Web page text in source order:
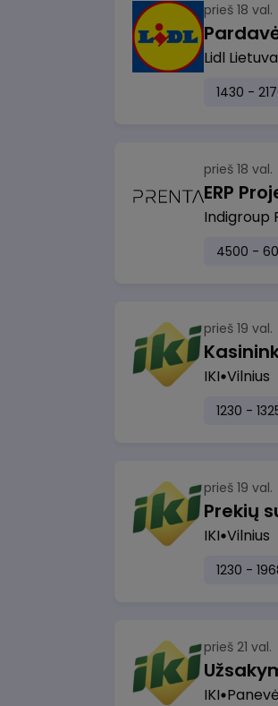
prieš 18 val.
Lidl
1430 -
prieš 18 val.
ERP
Indigroup
4500 -
prieš 19 val.
IKI Vilnius
1230 -
prieš 19 val.
IKI Vilnius
1230 -
prieš 21 val.
IKI